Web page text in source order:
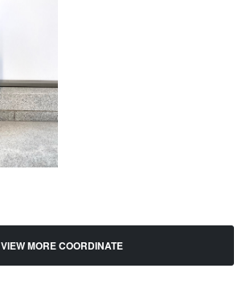
VIEW MORE COORDINATE